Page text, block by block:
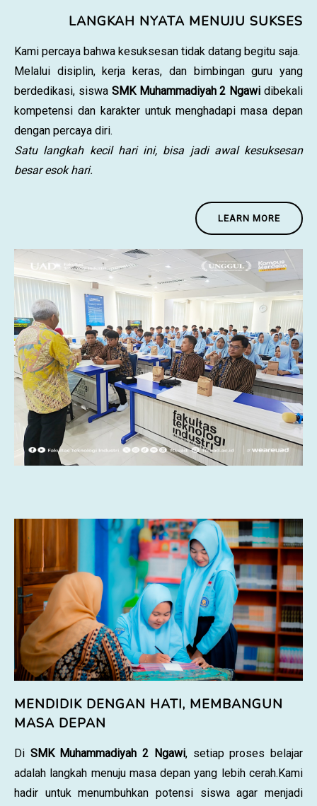
LANGKAH NYATA MENUJU SUKSES
Kami percaya bahwa kesuksesan tidak datang begitu saja.
Melalui disiplin, kerja keras, dan bimbingan guru yang
berdedikasi, siswa SMK Muhammadiyah 2 Ngawi dibekali
kompetensi dan karakter untuk menghadapi masa depan
dengan percaya diri.
Satu langkah kecil hari ini, bisa jadi awal kesuksesan
besar esok hari.
LEARN MORE
MENDIDIK DENGAN HATI, MEMBANGUN
MASA DEPAN
Di SMK Muhammadiyah 2 Ngawi, setiap proses belajar
adalah langkah menuju masa depan yang lebih cerah.Kami
hadir untuk menumbuhkan potensi siswa agar menjadi